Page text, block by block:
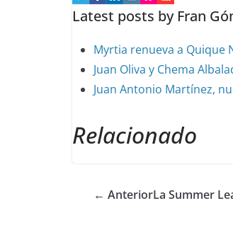
Latest posts by Fran
Myrtia renueva a Quique
Juan Oliva y Chema
Juan Antonio Martínez,
Relacionado
← AnteriorLa Summer